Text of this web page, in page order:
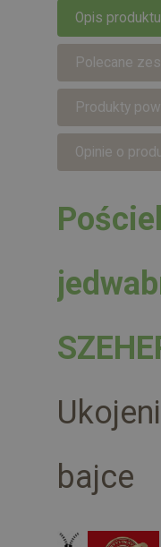
Opis produktu
Polecane
Produkty
Opinie o
bajce